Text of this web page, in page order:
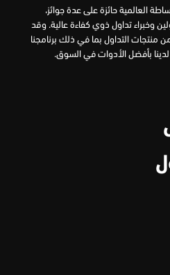
العالمية حائزة على عدة جوائز،
قبل متداولين وخبراء تداول ذوي كفاءة عالية. وقد
منتجات التداول بما في ذلك برنامجنا
لدينا بأفضل الأدوات في السوق.